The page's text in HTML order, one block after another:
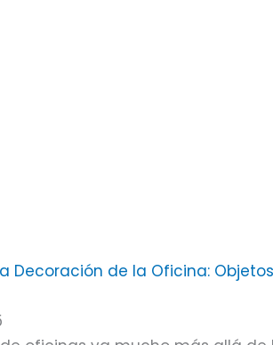
Decoración de la Oficina: